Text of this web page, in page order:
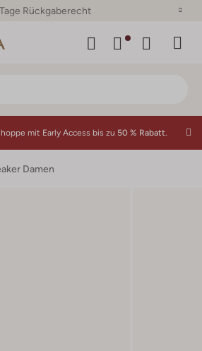
Rückgaberecht
mit Early Access bis zu 50 % Rabatt.
Damen